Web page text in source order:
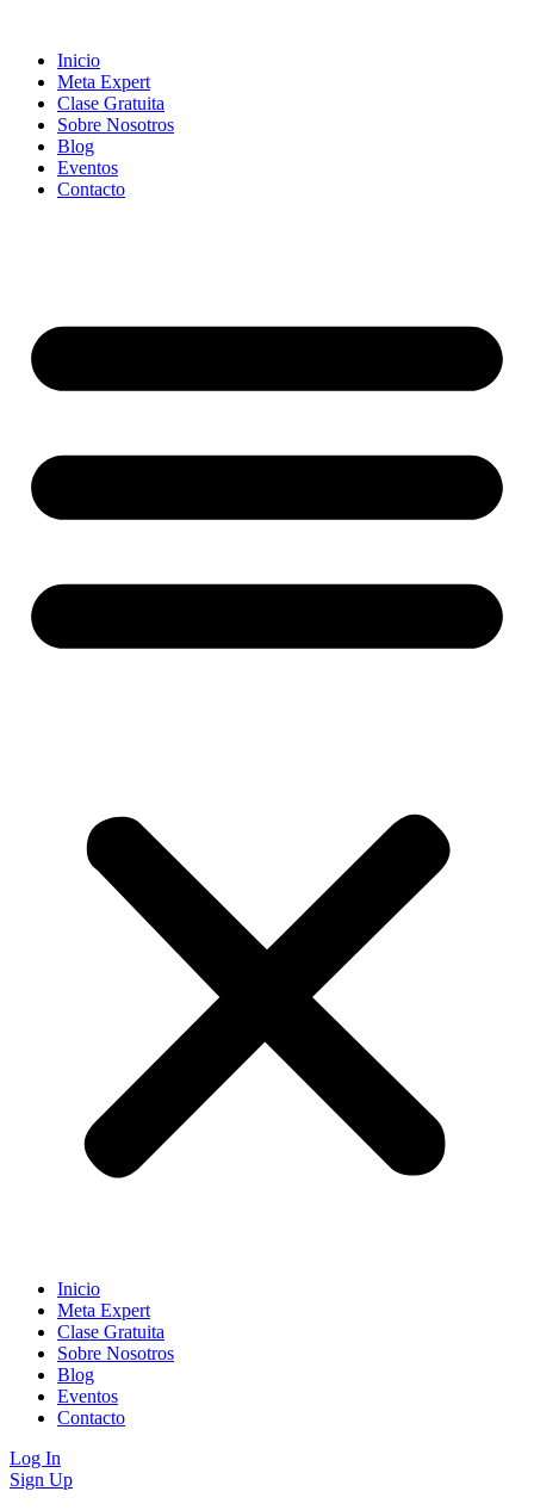
contentInicio
Meta Expert
Clase Gratuita
Sobre Nosotros
Blog
Eventos
Contacto
Inicio
Meta Expert
Clase Gratuita
Sobre Nosotros
Blog
Eventos
Contacto
Log In
Sign Up